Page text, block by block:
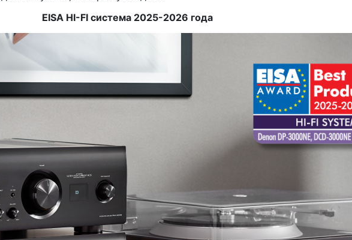
EISA HI-FI система 2025-2026 года